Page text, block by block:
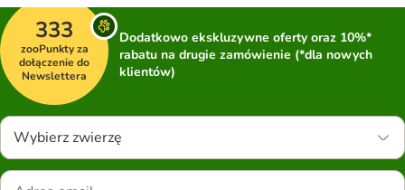
333
zooPunkty za
dołączenie do
Newslettera
Dodatkowo ekskluzywne oferty oraz 10%*
rabatu na drugie zamówienie (*dla nowych
klientów)
Wybierz zwierzę